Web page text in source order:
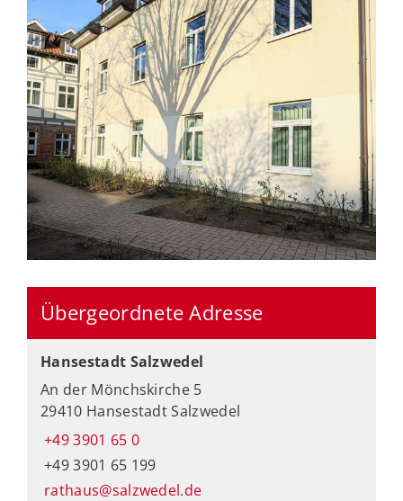
Übergeordnete Adresse
Hansestadt Salzwedel
An der Mönchskirche 5
29410 Hansestadt Salzwedel
+49 3901 65 0
+49 3901 65 199
rathaus@salzwedel.de